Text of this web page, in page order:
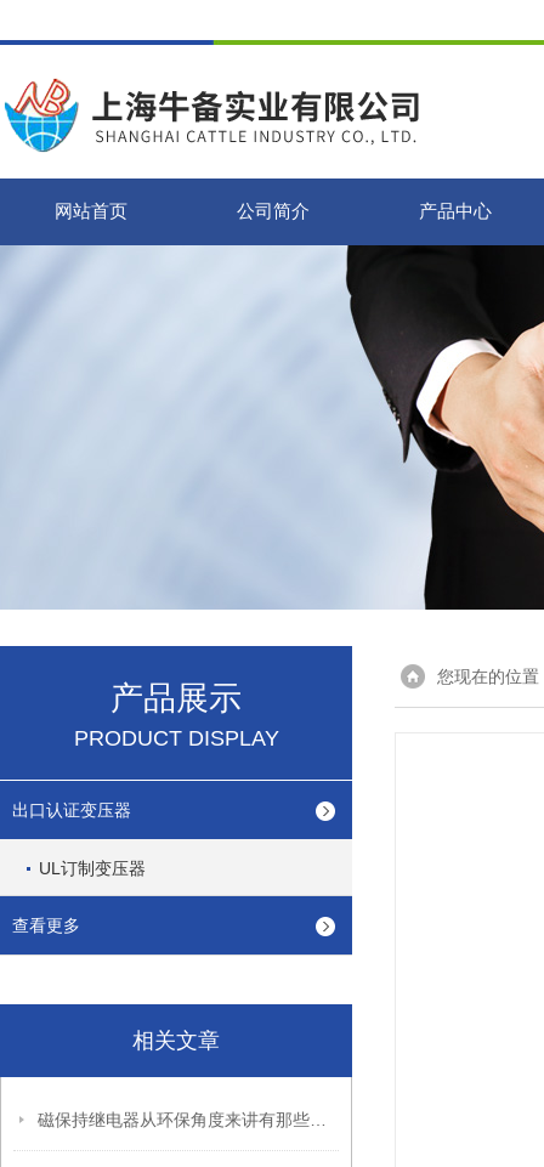
网站首页 公司简介 产品中心
产品展示
PRODUCT DISPLAY
出口认证变压器
UL订制变压器
查看更多
相关文章
您现在的位置